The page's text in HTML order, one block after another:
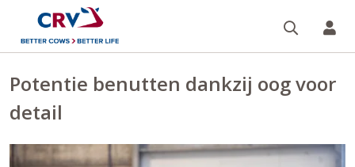
Potentie benutten dankzij oog voor
detail